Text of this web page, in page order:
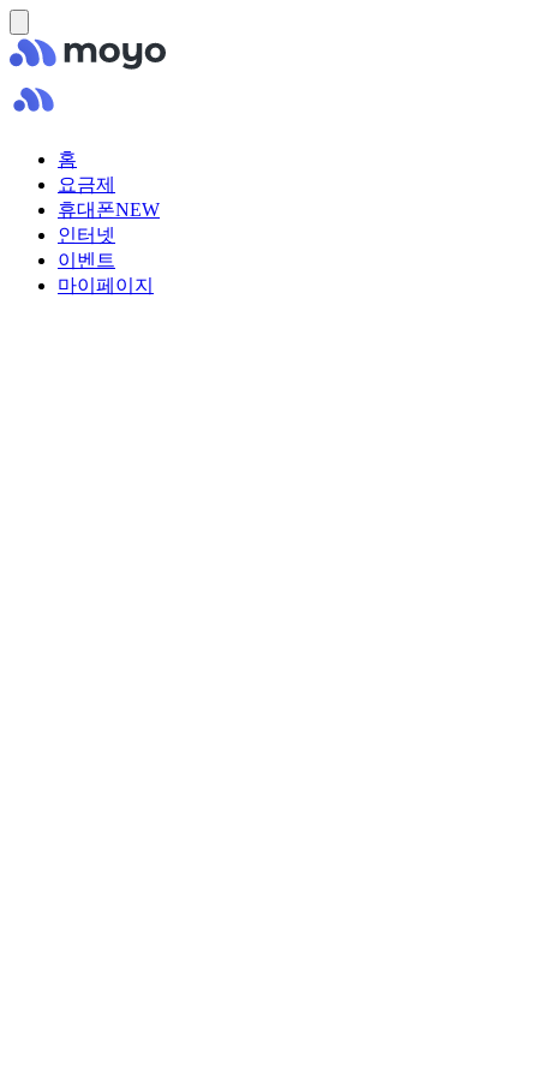
홈
요금제
휴대폰NEW
인터넷
이벤트
마이페이지